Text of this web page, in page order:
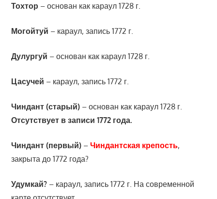
Тохтор – основан как караул 1728 г.
Могойтуй – караул, запись 1772 г.
Дулургуй – основан как караул 1728 г.
Цасучей – караул, запись 1772 г.
Чиндант (старый)– основан как караул 1728 г.
Отсутствует в записи 1772 года.
Чиндант (первый)– Чиндантская крепость,
закрыта до 1772 года?
Удумкай?– караул, запись 1772 г. На современной